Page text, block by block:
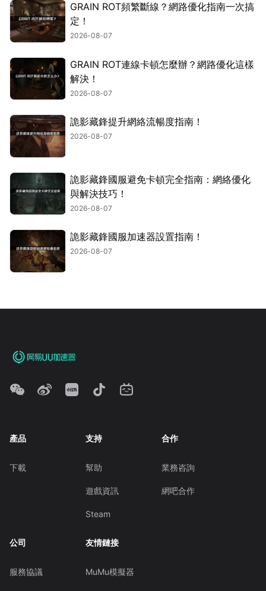
GRAIN ROT頻繁斷線？網路優化指南一次搞
定！
2026-08-07
GRAIN ROT連線卡頓怎麼辦？網路優化這樣
解決！
2026-08-07
詭影藏鋒提升網絡流暢度指南！
2026-08-07
詭影藏鋒國服避免卡頓完全指南：網絡優化
與解決技巧！
2026-08-07
詭影藏鋒國服加速器設置指南！
2026-08-07
產品
下載
支持
幫助
遊戲資訊
Steam
合作
業務咨詢
網吧合作
公司
服務協議
友情鏈接
MuMu模擬器